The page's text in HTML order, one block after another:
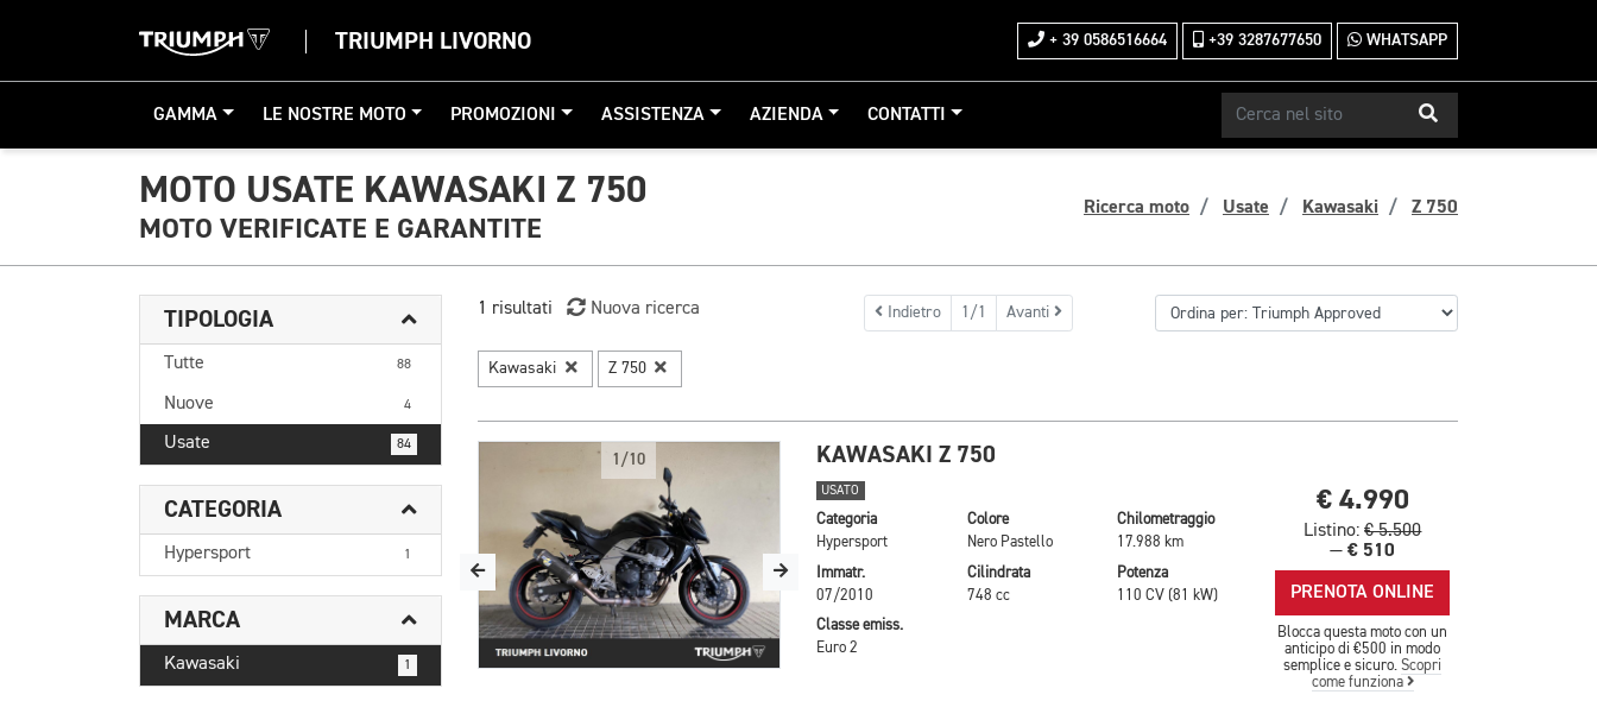
TRIUMPH LIVORNO + 39 0586516664 +39 3287677650 WHATSAPP
GAMMA LE NOSTRE MOTO PROMOZIONI ASSISTENZA AZIENDA CONTATTI
MOTO USATE KAWASAKI Z 750
MOTO VERIFICATE E GARANTITE
Ricerca moto Usate Kawasaki Z 750
TIPOLOGIA
Tutte 88
Nuove 4
Usate 84
CATEGORIA
Hypersport 1
MARCA
Kawasaki 1
1 risultati Nuova ricerca Indietro 1/1 Avanti
Kawasaki Z 750
1/10 KAWASAKI Z 750
USATO
Categoria
Hypersport
Colore
Nero Pastello
Chilometraggio
17.988 km
Immatr.
07/2010
Cilindrata
748 cc
Potenza
110 CV (81 kW)
Classe emiss.
Euro 2
€ 4.990
Listino:€ 5.500
— € 510
PRENOTA ONLINE
Blocca questa moto con un
anticipo di €500 in modo
semplice e sicuro.Scopri
come funziona